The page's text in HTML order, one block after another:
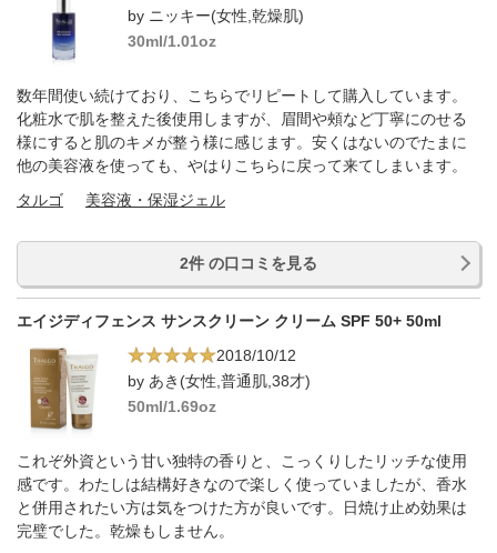
by ニッキー(女性,乾燥肌)
30ml/1.01oz
数年間使い続けており、こちらでリピートして購入しています。
化粧水で肌を整えた後使用しますが、眉間や頰など丁寧にのせる
様にすると肌のキメが整う様に感じます。安くはないのでたまに
他の美容液を使っても、やはりこちらに戻って来てしまいます。
タルゴ
美容液・保湿ジェル
2件 の口コミを見る
エイジディフェンス サンスクリーン クリーム SPF 50+ 50ml
2018/10/12
by あき(女性,普通肌,38才)
50ml/1.69oz
これぞ外資という甘い独特の香りと、こっくりしたリッチな使用
感です。わたしは結構好きなので楽しく使っていましたが、香水
と併用されたい方は気をつけた方が良いです。日焼け止め効果は
完璧でした。乾燥もしません。